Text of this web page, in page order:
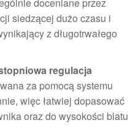
siedzącej dużo czasu i
z długotrwałego
regulacja
za pomocą systemu
więc łatwiej dopasować
oraz do wysokości blatu